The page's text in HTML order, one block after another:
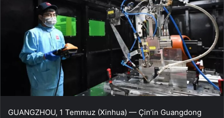
GUANGZHOU, 1 Temmuz (Xinhua) — Çin’in Guangdong